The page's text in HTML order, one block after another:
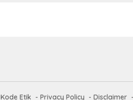
Kode Etik Privacy Policy Disclaimer